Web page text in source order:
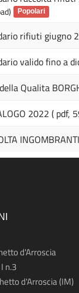
Popolari
rifiuti giugno
valido fino a
Qualita
2022 ( pdf,
d'Arroscia
n.3
d'Arroscia (IM)